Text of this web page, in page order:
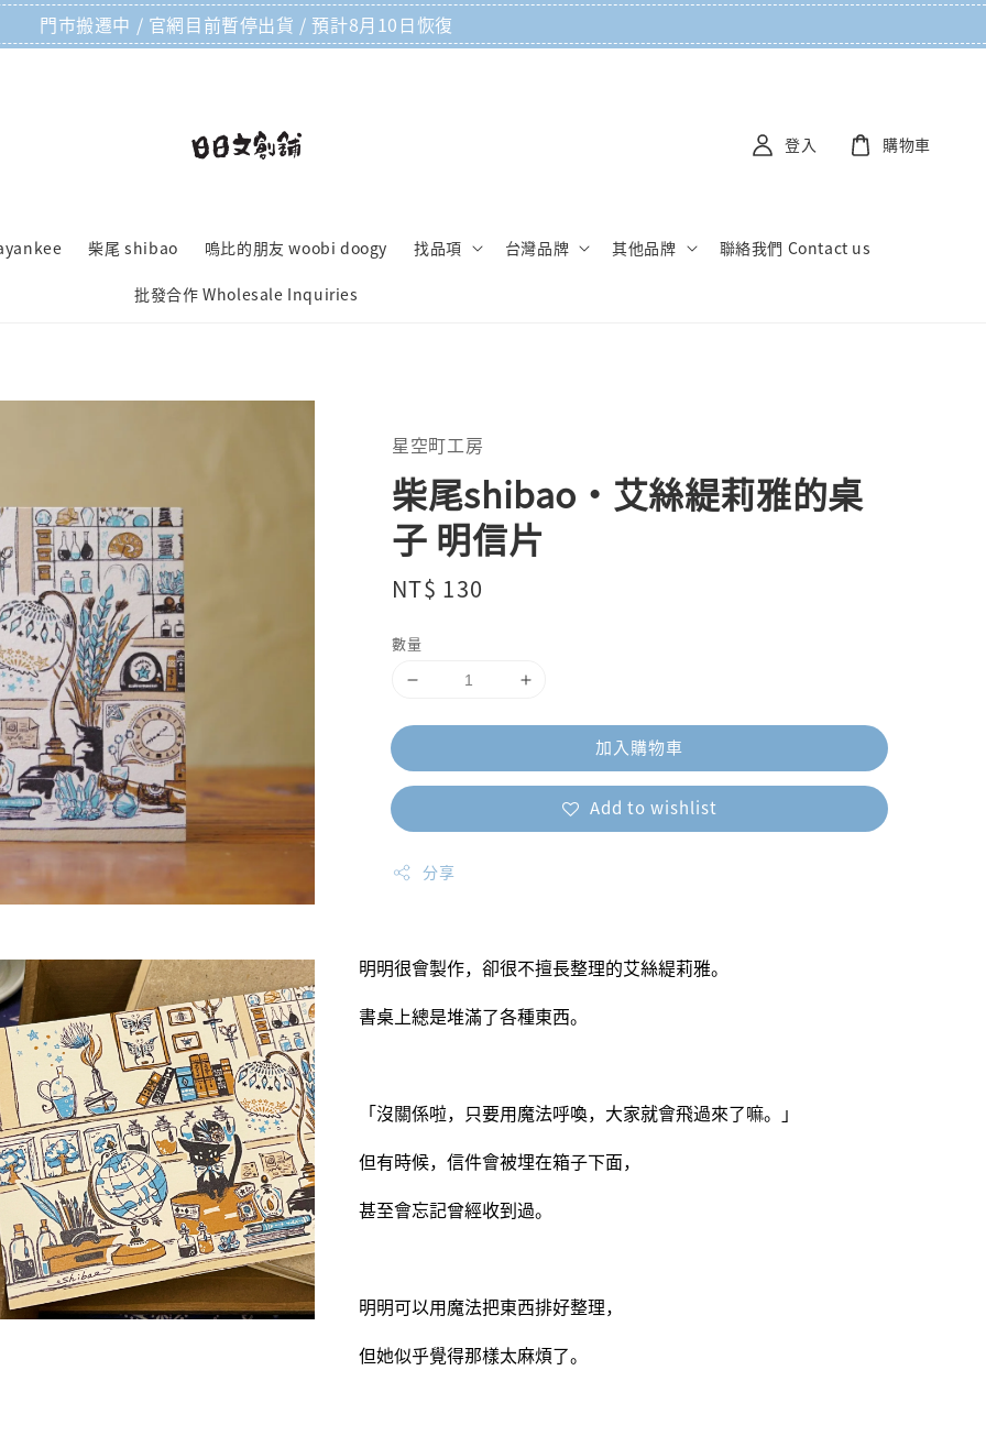
門市搬遷中 / 官網目前暫停出貨 / 預計8月10日恢復
柴尾 shibao 嗚比的朋友 woobi doogy 找品項 台灣品牌 其他品牌 聯絡我們 Contact us
批發合作 Wholesale Inquiries
登入 購物車
星空町工房
柴尾shibao・艾絲緹莉雅的桌
子 明信片
Regular
NT$ 130
數量
加入購物車
Add to wishlist
分享
明明很會製作，卻很不擅長整理的艾絲緹莉雅。
書桌上總是堆滿了各種東西。
「沒關係啦，只要用魔法呼喚，大家就會飛過來了嘛。」
但有時候，信件會被埋在箱子下面，
甚至會忘記曾經收到過。
明明可以用魔法把東西排好整理，
但她似乎覺得那樣太麻煩了。